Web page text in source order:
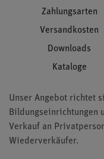
Zahlungsarten
Versandkosten
Downloads
Kataloge
Unser Angebot richtet
Bildungseinrichtungen
Verkauf an
Wiederverkäufer.